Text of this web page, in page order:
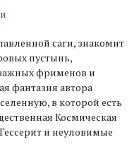
саги, знакомит
пустынь,
фрименов и
фантазия автора
в которой есть
Космическая
и неуловимые